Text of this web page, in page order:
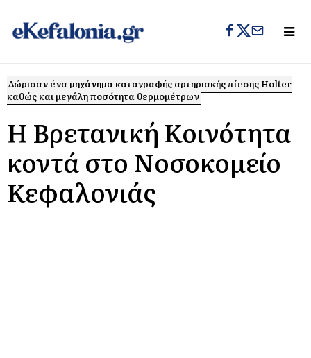
Δώρισαν ένα μηχάνημα καταγραφής αρτηριακής πίεσης Holter
καθώς και μεγάλη ποσότητα θερμομέτρων
Η Βρετανική Κοινότητα
κοντά στο Νοσοκομείο
Κεφαλονιάς